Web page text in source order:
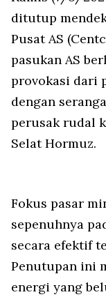
ditutup
Pusat AS
pasukan AS
provokasi dari
dengan
perusak rudal
Selat Hormuz.
Fokus pasar
sepenuhnya
secara efektif
Penutupan ini
energi yang